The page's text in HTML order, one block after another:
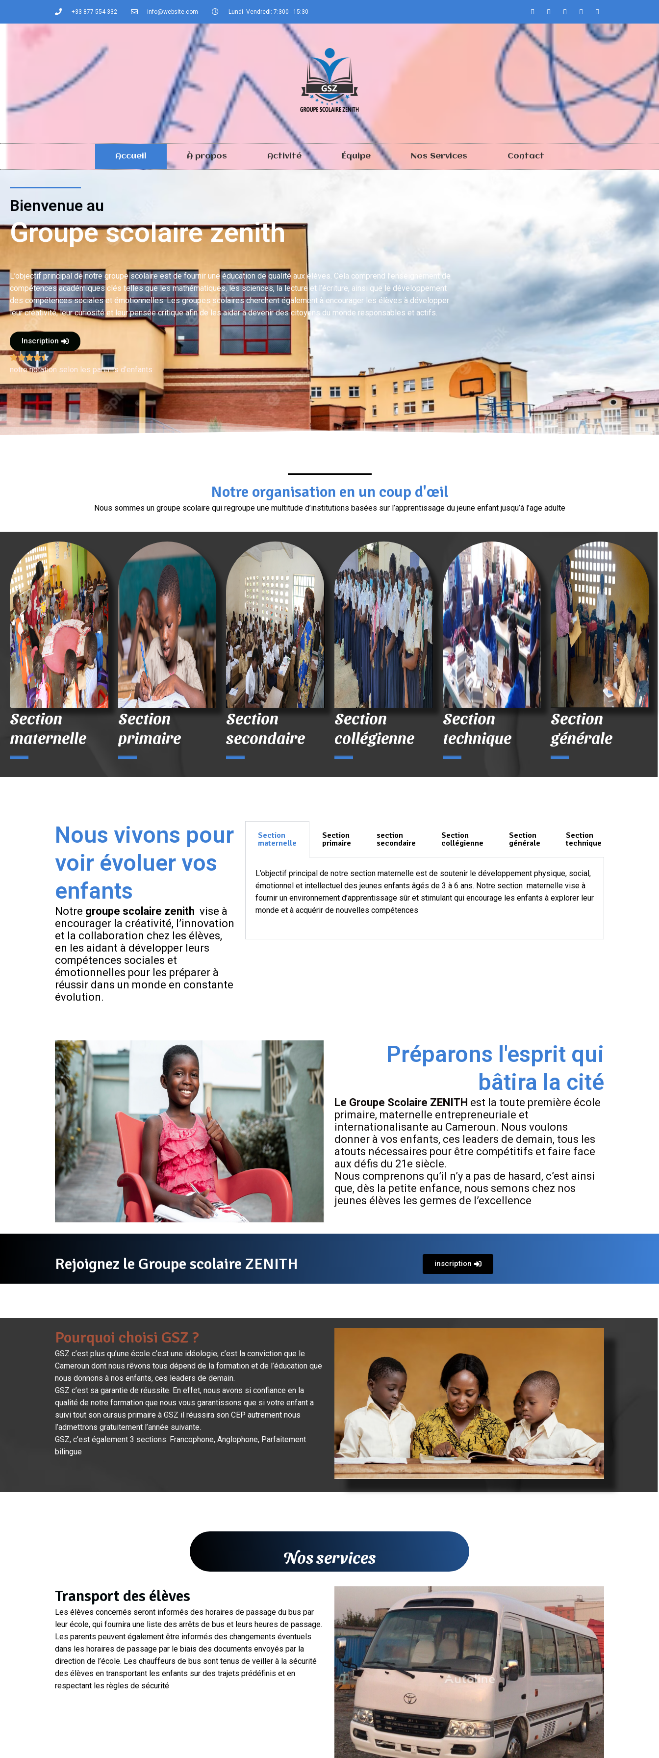
+33 877 554 332 info@website.com Lundi- Vendredi: 7:300 - 15:30
Accueil À propos Activité Équipe Nos Services Contact
Bienvenue au
Groupe scolaire zenith
L’objectif principal de notre groupe scolaire est de fournir une éducation de qualité aux élèves. Cela comprend l’enseignement de
compétences académiques clés telles que les mathématiques, les sciences, la lecture et l’écriture, ainsi que le développement
des compétences sociales et émotionnelles. Les groupes scolaires cherchent également à encourager les élèves à développer
leur créativité, leur curiosité et leur pensée critique afin de les aider à devenir des citoyens du monde responsables et actifs.
Inscription

notre notation selon les parents d’enfants
Notre organisation en un coup d'œil
Nous sommes un groupe scolaire qui regroupe une multitude d’institutions basées sur l’apprentissage du jeune enfant jusqu’à l’age adulte
Section
maternelle
Section
primaire
Section
secondaire
Section
collégienne
Section
technique
Section
générale
Nous vivons pour
voir évoluer vos
enfants
Notre groupe scolaire zenith vise à
encourager la créativité, l’innovation
et la collaboration chez les élèves,
en les aidant à développer leurs
compétences sociales et
émotionnelles pour les préparer à
réussir dans un monde en constante
évolution.
Section
maternelle
Section
primaire
section
secondaire
Section
collégienne
Section
générale
Section
technique
L’objectif principal de notre section maternelle est de soutenir le développement physique, social,
émotionnel et intellectuel des jeunes enfants âgés de 3 à 6 ans. Notre section maternelle vise à
fournir un environnement d’apprentissage sûr et stimulant qui encourage les enfants à explorer leur
monde et à acquérir de nouvelles compétences
Préparons l'esprit qui
bâtira la cité
Le Groupe Scolaire ZENITH est la toute première école
primaire, maternelle entrepreneuriale et
internationalisante au Cameroun. Nous voulons
donner à vos enfants, ces leaders de demain, tous les
atouts nécessaires pour être compétitifs et faire face
aux défis du 21e siècle.
Nous comprenons qu’il n’y a pas de hasard, c’est ainsi
que, dès la petite enfance, nous semons chez nos
jeunes élèves les germes de l’excellence
Rejoignez le Groupe scolaire ZENITH inscription
Pourquoi choisi GSZ ?
GSZ c’est plus qu’une école c’est une idéologie; c’est la conviction que le
Cameroun dont nous rêvons tous dépend de la formation et de l’éducation que
nous donnons à nos enfants, ces leaders de demain.
GSZ c’est sa garantie de réussite. En effet, nous avons si confiance en la
qualité de notre formation que nous vous garantissons que si votre enfant a
suivi tout son cursus primaire à GSZ il réussira son CEP autrement nous
l’admettrons gratuitement l’année suivante.
GSZ, c’est également 3 sections: Francophone, Anglophone, Parfaitement
bilingue
Nos services
Transport des élèves
Les élèves concernés seront informés des horaires de passage du bus par
leur école, qui fournira une liste des arrêts de bus et leurs heures de passage.
Les parents peuvent également être informés des changements éventuels
dans les horaires de passage par le biais des documents envoyés par la
direction de l’école. Les chauffeurs de bus sont tenus de veiller à la sécurité
des élèves en transportant les enfants sur des trajets prédéfinis et en
respectant les règles de sécurité